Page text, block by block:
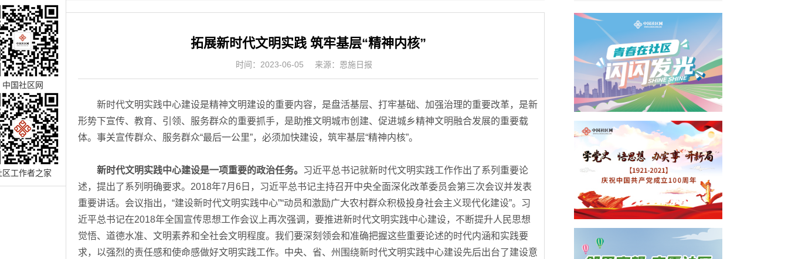
拓展新时代文明实践 筑牢基层“精神内核”
时间：2023-06-05 来源：恩施日报
新时代文明实践中心建设是精神文明建设的重要内容，是盘活基层、打牢基础、加强治理的重要改革，是新
形势下宣传、教育、引领、服务群众的重要抓手，是助推文明城市创建、促进城乡精神文明融合发展的重要载
体。事关宣传群众、服务群众“最后一公里”，必须加快建设，筑牢基层“精神内核”。
新时代文明实践中心建设是一项重要的政治任务。
习近平总书记就新时代文明实践工作作出了系列重要论
述，提出了系列明确要求。2018年7月6日，习近平总书记主持召开中央全面深化改革委员会第三次会议并发表
重要讲话。会议指出，“建设新时代文明实践中心”“动员和激励广大农村群众积极投身社会主义现代化建设”。习
近平总书记在2018年全国宣传思想工作会议上再次强调，要推进新时代文明实践中心建设，不断提升人民思想
觉悟、道德水准、文明素养和全社会文明程度。我们要深刻领会和准确把握这些重要论述的时代内涵和实践要
求，以强烈的责任感和使命感做好文明实践工作。中央、省、州围绕新时代文明实践中心建设先后出台了建设意
中国社区网
区工作者之家